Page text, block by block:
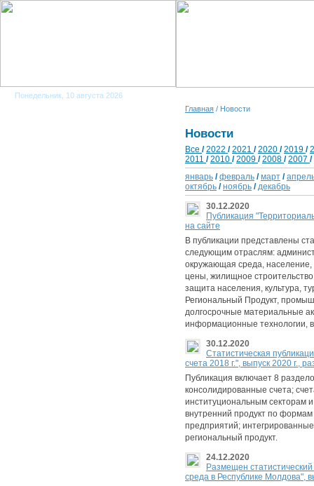
Понедельник, 10 августа 2026
Главная / Новости
Новости
Все /2022 /2021 /2020 /2019 /
2011 /2010 /2009 /2008 /2007 /
январь /февраль /март /
октябрь /ноябрь /декабрь
30.12.2020
Публикация
на сайте
В публикации представлены
следующим отраслям:
окружающая среда,
цены, жилищное
защита населения, культура,
Региональный Продукт,
долгосрочные материальные
информационные технологии,
30.12.2020
Cтатистическая
счета 2018 г.", выпуск 2020 г.,
Публикация включает 8
консолидированные счета;
институциональным секторам
внутренний продукт по
предприятий;
региональный продукт.
24.12.2020
Размещен
среда в Республике Молдова",